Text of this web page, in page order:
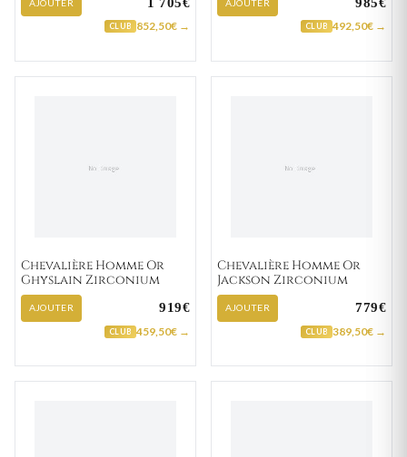
AJOUTER
CLUB 852,50€ →
AJOUTER
CLUB 492,50€ →
Chevalière Homme Or
Ghyslain Zirconium
AJOUTER 919€
CLUB 459,50€ →
Chevalière Homme Or
Jackson Zirconium
AJOUTER 779€
CLUB 389,50€ →